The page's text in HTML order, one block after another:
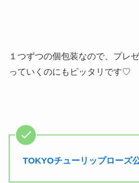
１つずつの個包装なので、プレ
っていくのにもピッタリです♡
TOKYOチューリップローズ